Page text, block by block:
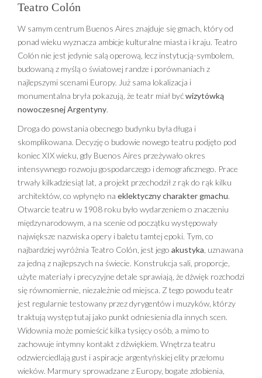
Teatro Colón
W samym centrum Buenos Aires znajduje się gmach, który od
ponad wieku wyznacza ambicje kulturalne miasta i kraju. Teatro
Colón nie jest jedynie salą operową, lecz instytucją-symbolem,
budowaną z myślą o światowej randze i porównaniach z
najlepszymi scenami Europy. Już sama lokalizacja i
monumentalna bryła pokazują, że teatr miał byćwizytówką
nowoczesnej Argentyny.
Droga do powstania obecnego budynku była długa i
skomplikowana. Decyzję o budowie nowego teatru podjęto pod
koniec XIX wieku, gdy Buenos Aires przeżywało okres
intensywnego rozwoju gospodarczego i demograficznego. Prace
trwały kilkadziesiąt lat, a projekt przechodził z rąk do rąk kilku
architektów, co wpłynęło na eklektyczny charakter gmachu.
Otwarcie teatru w 1908 roku było wydarzeniem o znaczeniu
międzynarodowym, a na scenie od początku występowały
największe nazwiska opery i baletu tamtej epoki. Tym, co
najbardziej wyróżnia Teatro Colón, jest jego akustyka , uznawana
za jedną z najlepszych na świecie. Konstrukcja sali, proporcje,
użyte materiały i precyzyjne detale sprawiają, że dźwięk rozchodzi
się równomiernie, niezależnie od miejsca. Z tego powodu teatr
jest regularnie testowany przez dyrygentów i muzyków, którzy
traktują występ tutaj jako punkt odniesienia dla innych scen.
Widownia może pomieścić kilka tysięcy osób, a mimo to
zachowuje intymny kontakt z dźwiękiem. Wnętrza teatru
odzwierciedlają gust i aspiracje argentyńskiej elity przełomu
wieków. Marmury sprowadzane z Europy, bogate zdobienia,